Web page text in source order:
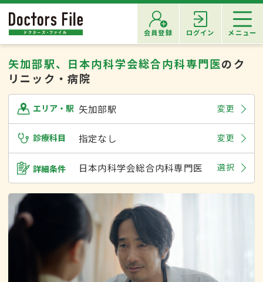
会員登録 ログイン メニュー
矢加部駅、日本内科学会総合内科専門医のク
リニック・病院
エリア・駅 矢加部駅 変更
診療科目 指定なし 変更
詳細条件 日本内科学会総合内科専門医 選択